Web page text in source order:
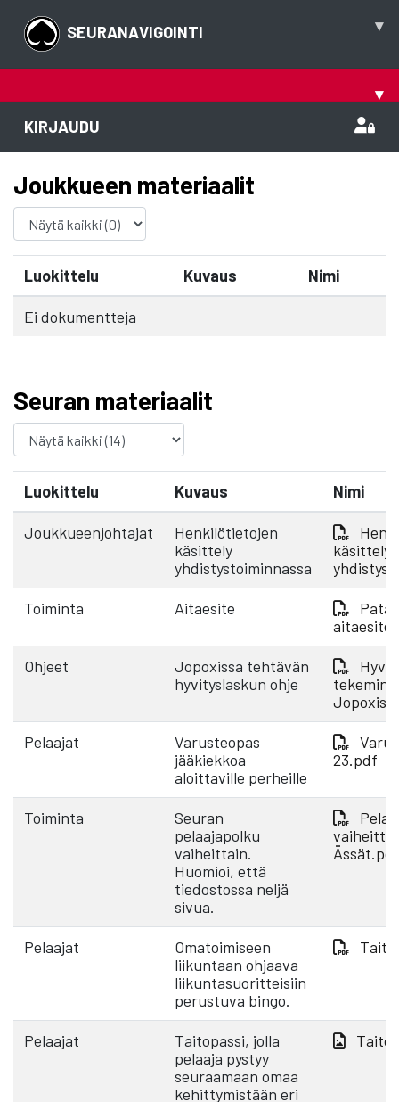
SEURANAVIGOINTI ▾
▾
KIRJAUDU
Joukkueen materiaalit
Luokittelu Kuvaus Nimi
Ei dokumentteja
Seuran materiaalit
Luokittelu Kuvaus Nimi
Joukkueenjohtajat
Henkilötietojen
käsittely
yhdistystoiminnassa
käsittely
Toiminta Aitaesite
Pata
Ohjeet
Jopoxissa tehtävän
hyvityslaskun ohje
Pelaajat
Varusteopas
jääkiekkoa
aloittaville perheille
23.pdf
Toiminta
Seuran
pelaajapolku
vaiheittain.
Huomioi, että
tiedostossa neljä
sivua.
Ässät.pdf
Pelaajat
Omatoimiseen
liikuntaan ohjaava
liikuntasuoritteisiin
perustuva bingo.
Pelaajat
Taitopassi, jolla
pelaaja pystyy
seuraamaan omaa
kehittymistään eri